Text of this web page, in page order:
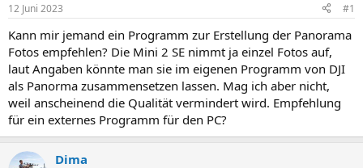
e
r
t
a
m
12 Juni 2023 #1
Kann mir jemand ein Programm zur Erstellung der Panorama
Fotos empfehlen? Die Mini 2 SE nimmt ja einzel Fotos auf,
laut Angaben könnte man sie im eigenen Programm von DJI
als Panorma zusammensetzen lassen. Mag ich aber nicht,
weil anscheinend die Qualität vermindert wird. Empfehlung
für ein externes Programm für den PC?
Dima